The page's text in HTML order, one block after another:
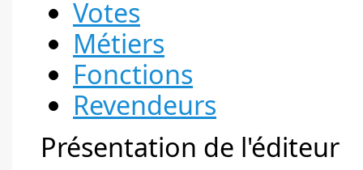
Votes
Métiers
Fonctions
Revendeurs
Présentation de l'éditeur